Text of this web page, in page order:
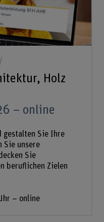
Holz
– online
gestalten Sie Ihre
Sie unsere
Sie
beruflichen Zielen
– online